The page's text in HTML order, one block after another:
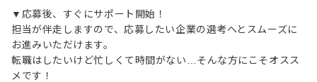
▼応募後、すぐにサポート開始！
担当が伴走しますので、応募したい企業の選考へとスムーズに
お進みいただけます。
転職はしたいけど忙しくて時間がない…そんな方にこそオスス
メです！